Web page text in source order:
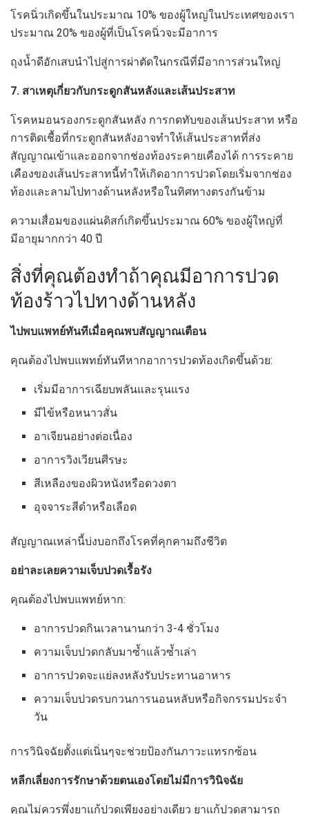
โรคนิ่วเกิดขึ้นในประมาณ 10% ของผู้ใหญ่ในประเทศของเรา
ประมาณ 20% ของผู้ที่เป็นโรคนิ่วจะมีอาการ
ถุงน้ำดีอักเสบนำไปสู่การผ่าตัดในกรณีที่มีอาการส่วนใหญ่
7. สาเหตุเกี่ยวกับกระดูกสันหลังและเส้นประสาท
โรคหมอนรองกระดูกสันหลัง การกดทับของเส้นประสาท หรือ
การติดเชื้อที่กระดูกสันหลังอาจทำให้เส้นประสาทที่ส่ง
สัญญาณเข้าและออกจากช่องท้องระคายเคืองได้ การระคาย
เคืองของเส้นประสาทนี้ทำให้เกิดอาการปวดโดยเริ่มจากช่อง
ท้องและลามไปทางด้านหลังหรือในทิศทางตรงกันข้าม
ความเสื่อมของแผ่นดิสก์เกิดขึ้นประมาณ 60% ของผู้ใหญ่ที่
มีอายุมากกว่า 40 ปี
สิ่งที่คุณต้องทำถ้าคุณมีอาการปวด
ท้องร้าวไปทางด้านหลัง
ไปพบแพทย์ทันทีเมื่อคุณพบสัญญาณเตือน
คุณต้องไปพบแพทย์ทันทีหากอาการปวดท้องเกิดขึ้นด้วย:
เริ่มมีอาการเฉียบพลันและรุนแรง
มีไข้หรือหนาวสั่น
อาเจียนอย่างต่อเนื่อง
อาการวิงเวียนศีรษะ
สีเหลืองของผิวหนังหรือดวงตา
อุจจาระสีดำหรือเลือด
สัญญาณเหล่านี้บ่งบอกถึงโรคที่คุกคามถึงชีวิต
อย่าละเลยความเจ็บปวดเรื้อรัง
คุณต้องไปพบแพทย์หาก:
อาการปวดกินเวลานานกว่า 3-4 ชั่วโมง
ความเจ็บปวดกลับมาซ้ำแล้วซ้ำเล่า
อาการปวดจะแย่ลงหลังรับประทานอาหาร
ความเจ็บปวดรบกวนการนอนหลับหรือกิจกรรมประจำ
วัน
การวินิจฉัยตั้งแต่เนิ่นๆจะช่วยป้องกันภาวะแทรกซ้อน
หลีกเลี่ยงการรักษาด้วยตนเองโดยไม่มีการวินิจฉัย
คุณไม่ควรพึ่งยาแก้ปวดเพียงอย่างเดียว ยาแก้ปวดสามารถ